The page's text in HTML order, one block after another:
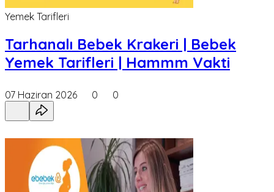
Yemek Tarifleri
Tarhanalı Bebek Krakeri | Bebek
Yemek Tarifleri | Hammm Vakti
07 Haziran 2026 0 0